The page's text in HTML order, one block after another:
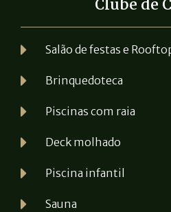
Clube de
Salão de festas e
Brinquedoteca
Piscinas com raia
Deck molhado
Piscina infantil
Sauna